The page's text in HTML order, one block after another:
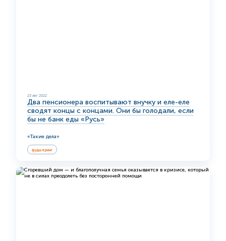
23 авг 2022
Два пенсионера воспитывают внучку и еле-еле
сводят концы с концами. Они бы голодали, если
бы не банк еды «Русь»
«Такие дела»
фудшеринг